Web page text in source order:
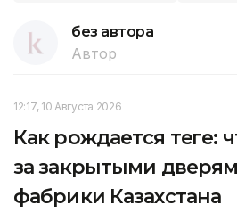
без автора
Автор
12:17, 10 Августа 2026
Как рождается теңге:
за закрытыми
фабрики Казахстана